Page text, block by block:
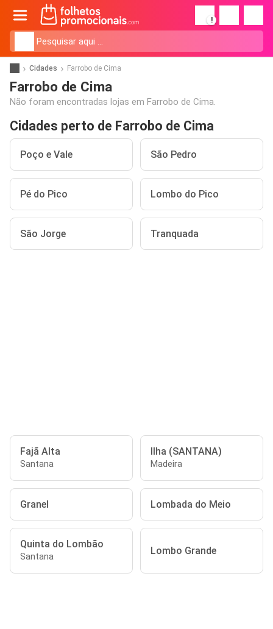
!
Cidades Farrobo de Cima
Farrobo de Cima
Não foram encontradas lojas em Farrobo de Cima.
Cidades perto de Farrobo de Cima
Poço e Vale São Pedro
Pé do Pico Lombo do Pico
São Jorge Tranquada
Fajã Alta
Santana
Ilha (SANTANA)
Madeira
Granel Lombada do Meio
Quinta do Lombão
Santana Lombo Grande